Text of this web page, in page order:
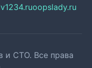
oopslady.ru
и СТО. Все права